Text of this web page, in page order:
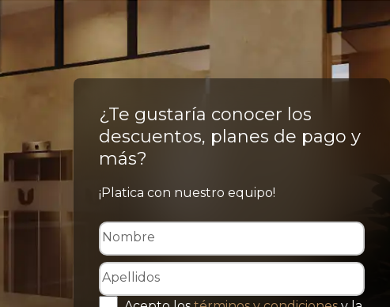
¿Te gustaría conocer los
descuentos, planes de pago y
más?
¡Platica con nuestro equipo!